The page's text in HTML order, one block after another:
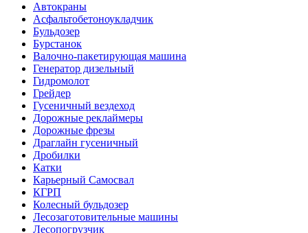
Автокраны
Асфальтобетоноукладчик
Бульдозер
Бурстанок
Валочно-пакетирующая машина
Генератор дизельный
Гидромолот
Грейдер
Гусеничный вездеход
Дорожные реклаймеры
Дорожные фрезы
Драглайн гусеничный
Дробилки
Катки
Карьерный Самосвал
КГРП
Колесный бульдозер
Лесозаготовительные машины
Лесопогрузчик